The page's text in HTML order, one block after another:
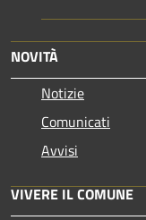
NOVITÀ
Notizie
Comunicati
Avvisi
VIVERE IL COMUNE